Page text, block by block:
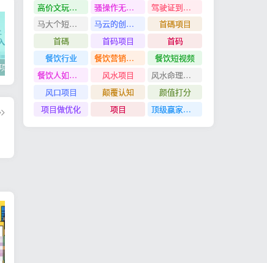
掌握100个实用剪辑方法，让你的视频加速上热门
高价文玩众筹分红项目
骚操作无脑裂变
驾驶证到期换证
马大个短视频投放课
马云的创业故事
首碼項目
首碼
首码项目
首码
餐饮行业
餐饮营销管理特训班
餐饮短视频
餐饮人如何用团购给门店拓客
风水项目
风水命理项目
风口项目
颠覆认知
颜值打分
项目做优化
项目 顶级赢家思维